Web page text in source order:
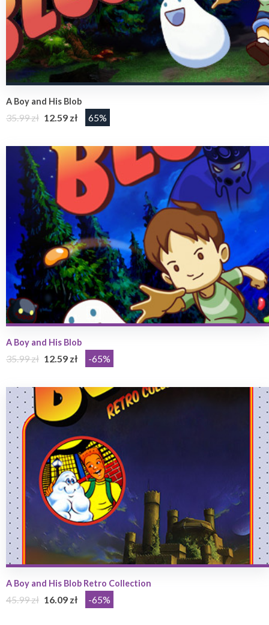
A Boy and His Blob
35.99 zł 12.59 zł 65%
A Boy and His Blob
35.99 zł 12.59 zł -65%
A Boy and His Blob Retro Collection
45.99 zł 16.09 zł -65%